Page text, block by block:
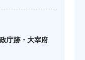
庁跡・大宰府